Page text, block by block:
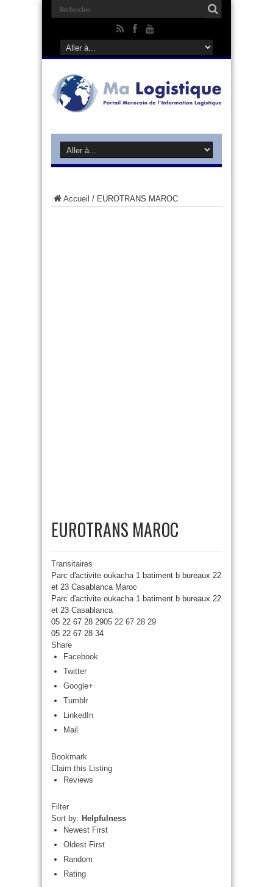
Accueil / EUROTRANS MAROC
EUROTRANS MAROC
Transitaires
Parc d'activite oukacha 1 batiment b bureaux 22
et 23 Casablanca Maroc
Parc d'activite oukacha 1 batiment b bureaux 22
et 23 Casablanca
05 22 67 28 2905 22 67 28 29
05 22 67 28 34
Share
Facebook
Twitter
Google+
Tumblr
LinkedIn
Mail
Bookmark
Claim this Listing
Reviews
Filter
Sort by: Helpfulness
Newest First
Oldest First
Random
Rating